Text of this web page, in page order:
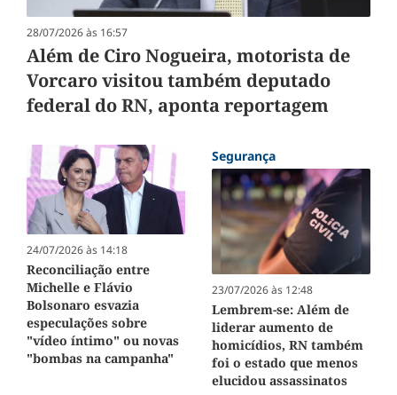
28/07/2026 às 16:57
Além de Ciro Nogueira, motorista de
Vorcaro visitou também deputado
federal do RN, aponta reportagem
24/07/2026 às 14:18
Reconciliação entre
Michelle e Flávio
Bolsonaro esvazia
especulações sobre
"vídeo íntimo" ou novas
"bombas na campanha"
Segurança
23/07/2026 às 12:48
Lembrem-se: Além de
liderar aumento de
homicídios, RN também
foi o estado que menos
elucidou assassinatos